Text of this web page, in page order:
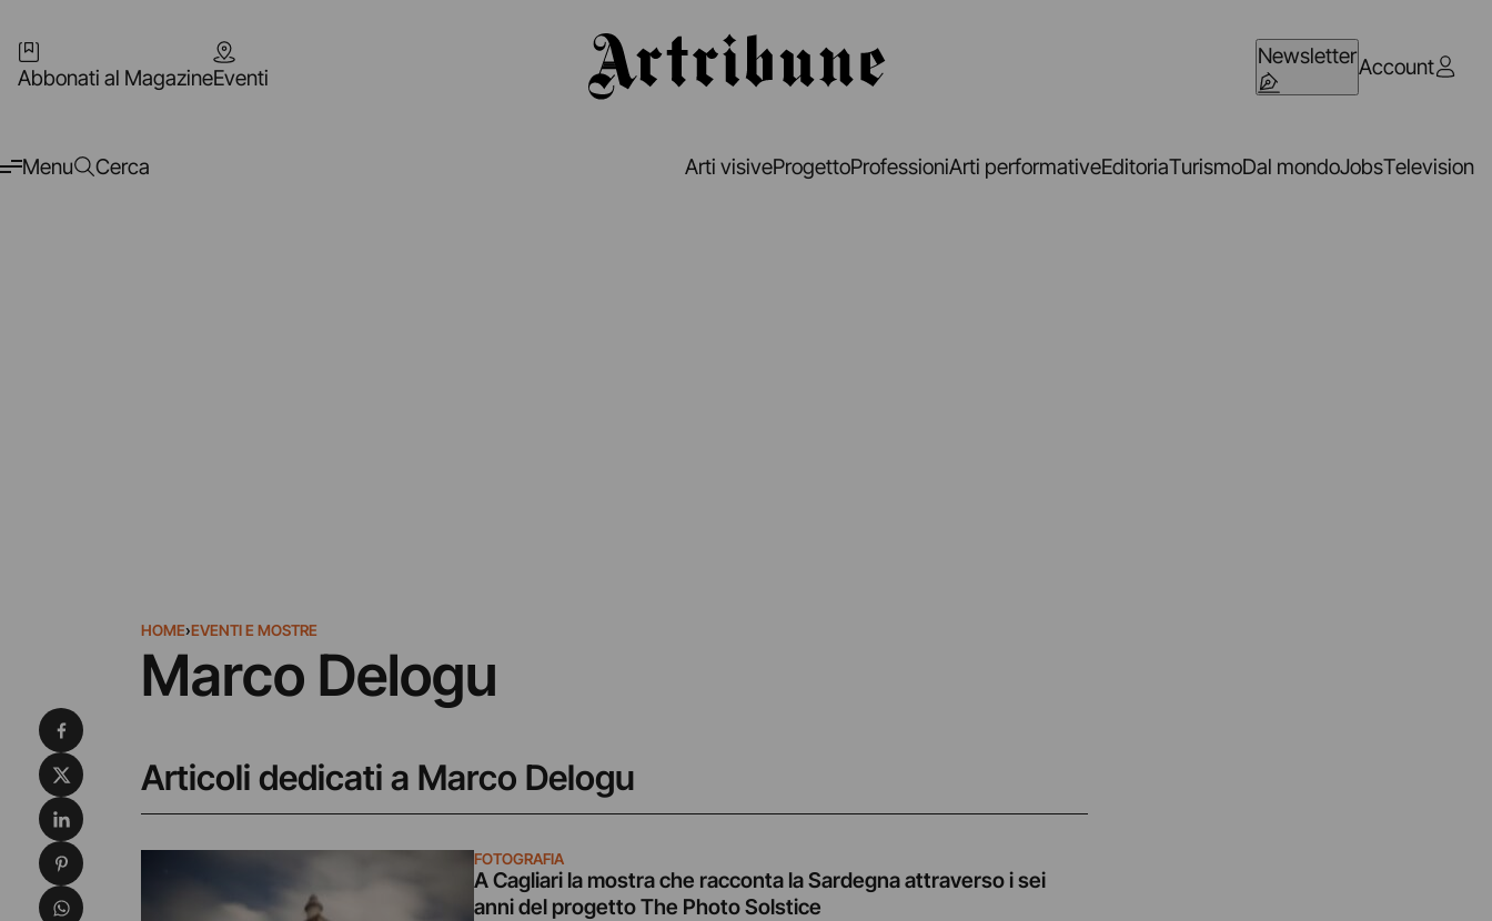
Abbonati al MagazineEventi
NewsletterAccount
Menu Cerca Arti visiveProgettoProfessioniArti performativeEditoriaTurismoDal mondoJobsTelevision
HOME›EVENTI E MOSTRE
Marco Delogu
Articoli dedicati a Marco Delogu
FOTOGRAFIA
A Cagliari la mostra che racconta la Sardegna attraverso i sei
anni del progetto The Photo Solstice
Condividi su Facebook
Condividi su X
Condividi su LinkedIn
Condividi su Pinterest
Condividi su WhatsApp